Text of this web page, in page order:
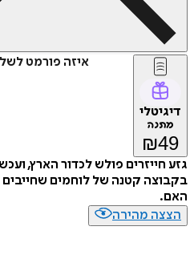
איזה פורמט
דיגיטלי
מתנה
₪49
גזע חייזרים פולש לכדור הארץ,
בקבוצה קטנה של לוחמים
האם.
הצצה מהירה